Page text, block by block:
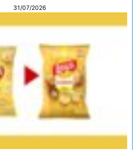
31/07/2026